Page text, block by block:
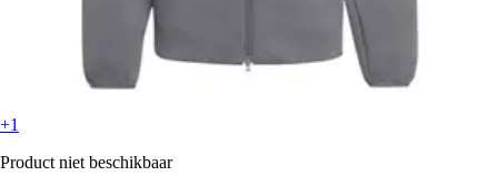
+1
Product niet beschikbaar